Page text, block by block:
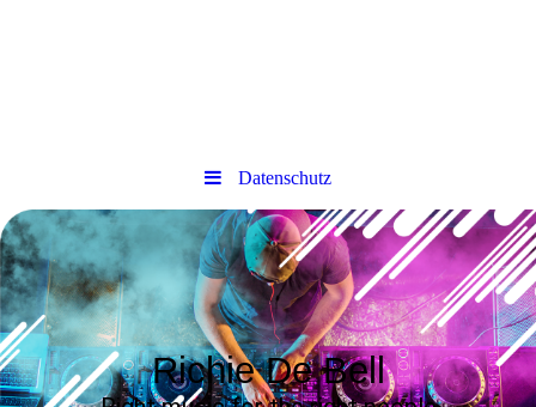
Datenschutz
Richie De Bell